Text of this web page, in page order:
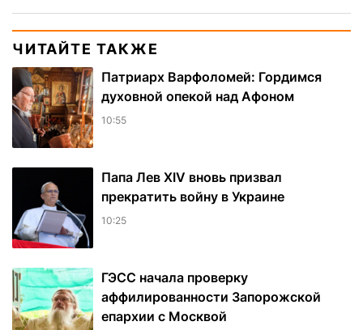
ЧИТАЙТЕ ТАКЖЕ
Патриарх Варфоломей: Гордимся
духовной опекой над Афоном
10:55
Папа Лев XIV вновь призвал
прекратить войну в Украине
10:25
ГЭСС начала проверку
аффилированности Запорожской
епархии с Москвой